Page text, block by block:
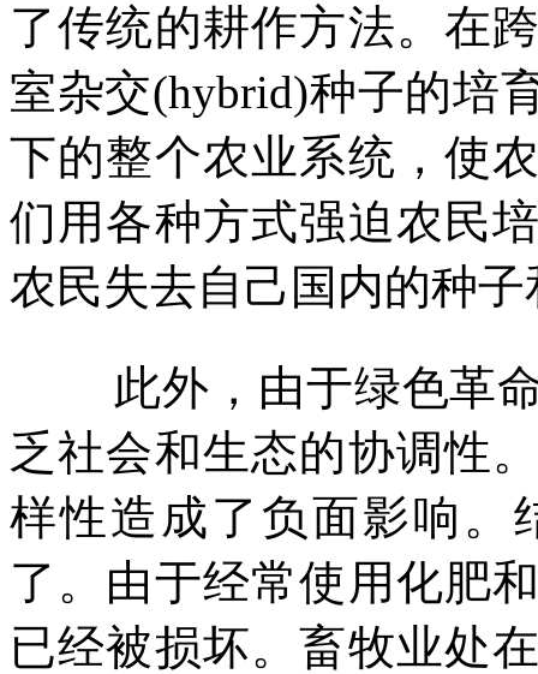
了传统的耕作方法。在
室杂交(hybrid)种子的培
下的整个农业系统，使
们用各种方式强迫农民
农民失去自己国内的种
此外，由于绿色革
乏社会和生态的协调性
样性造成了负面影响。
了。由于经常使用化肥
已经被损坏。畜牧业处